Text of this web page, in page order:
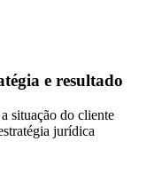
e resultado
situação do cliente
jurídica